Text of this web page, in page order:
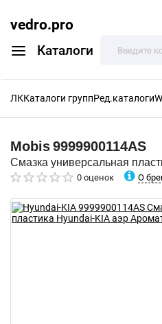
vedro.pro
Каталоги
ЛККаталоги группРед.каталоги
Mobis9999900114AS
Смазка универсальная
0 оценок О